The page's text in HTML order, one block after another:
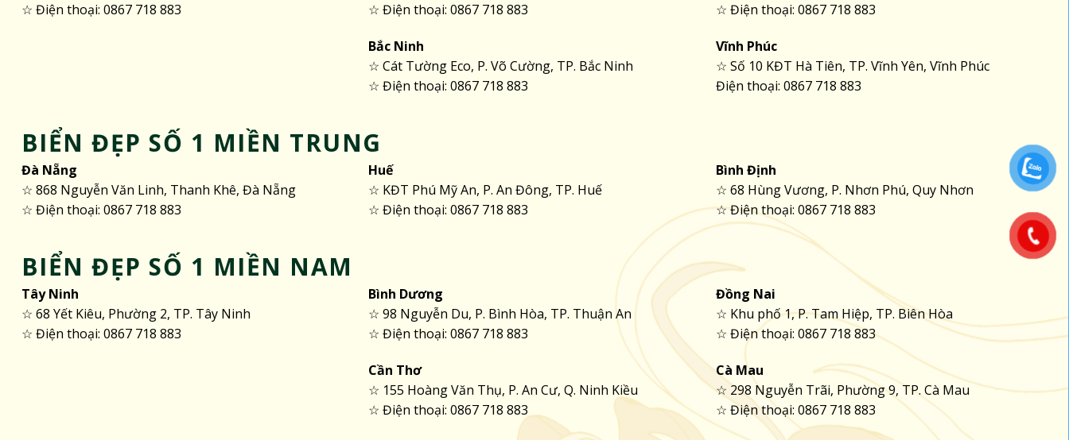
☆ Điện thoại: 0867 718 883
☆ Điện thoại: 0867 718 883
Bắc Ninh
☆ Cát Tường Eco, P. Võ Cường, TP. Bắc Ninh
☆ Điện thoại: 0867 718 883
☆ Điện thoại: 0867 718 883
Vĩnh Phúc
☆ Số 10 KĐT Hà Tiên, TP. Vĩnh Yên, Vĩnh Phúc
Điện thoại: 0867 718 883
BIỂN ĐẸP SỐ 1 MIỀN TRUNG
Đà Nẵng
☆ 868 Nguyễn Văn Linh, Thanh Khê, Đà Nẵng
☆ Điện thoại: 0867 718 883
Huế
☆ KĐT Phú Mỹ An, P. An Đông, TP. Huế
☆ Điện thoại: 0867 718 883
Bình Định
☆ 68 Hùng Vương, P. Nhơn Phú, Quy Nhơn
☆ Điện thoại: 0867 718 883
BIỂN ĐẸP SỐ 1 MIỀN NAM
Tây Ninh
☆ 68 Yết Kiêu, Phường 2, TP. Tây Ninh
☆ Điện thoại: 0867 718 883
Bình Dương
☆ 98 Nguyễn Du, P. Bình Hòa, TP. Thuận An
☆ Điện thoại: 0867 718 883
Cần Thơ
☆ 155 Hoàng Văn Thụ, P. An Cư, Q. Ninh Kiều
☆ Điện thoại: 0867 718 883
Đồng Nai
☆ Khu phố 1, P. Tam Hiệp, TP. Biên Hòa
☆ Điện thoại: 0867 718 883
Cà Mau
☆ 298 Nguyễn Trãi, Phường 9, TP. Cà Mau
☆ Điện thoại: 0867 718 883